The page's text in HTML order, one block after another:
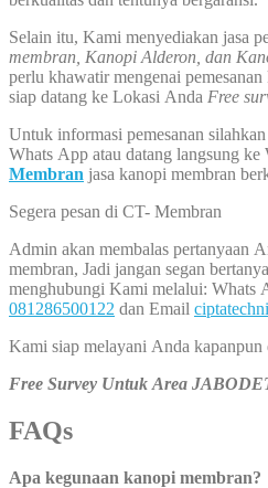
Selain itu, Kami menyediakan jasa
membran, Kanopi Alderon, dan
perlu khawatir mengenai
siap datang ke Lokasi Anda Free
Untuk informasi pemesanan
Whats App atau datang langsung
Membran jasa kanopi membran
Segera pesan di CT- Membran
Admin akan membalas pertanyaan
membran, Jadi jangan segan
menghubungi Kami melalui: Whats
081286500122 dan Email
Kami siap melayani Anda kapanpun
Free Survey Untuk Area
FAQs
Apa kegunaan kanopi membran?